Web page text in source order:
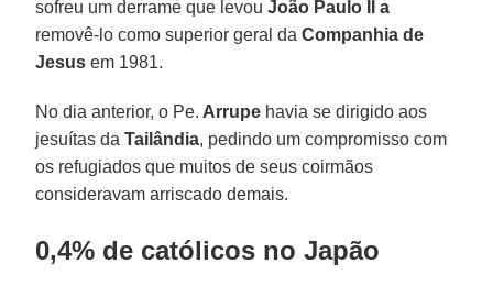
sofreu um derrame que levouJoão Paulo II a
removê-lo como superior geral daCompanhia de
Jesus em 1981.
No dia anterior, o Pe. Arrupe havia se dirigido aos
jesuítas daTailândia, pedindo um compromisso com
os refugiados que muitos de seus coirmãos
consideravam arriscado demais.
0,4% de católicos no Japão